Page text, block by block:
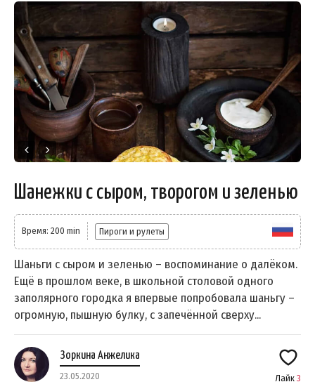
Шанежки с сыром, творогом и зеленью
Время: 200 min Пироги и рулеты
Шаньги с сыром и зеленью – воспоминание о далёком.
Ещё в прошлом веке, в школьной столовой одного
заполярного городка я впервые попробовала шаньгу –
огромную, пышную булку, с запечённой сверху...
Зоркина Анжелика
23.05.2020 Лайк 3